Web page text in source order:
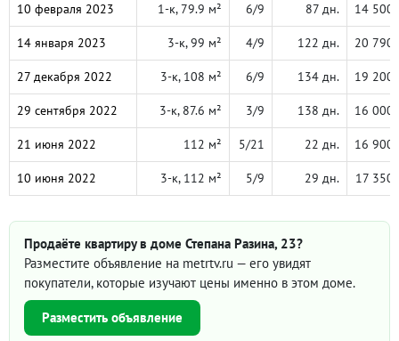
10 февраля 2023 1-к, 79.9 м² 6/9 87 дн. 14 500
14 января 2023 3-к, 99 м² 4/9 122 дн. 20 790
27 декабря 2022 3-к, 108 м² 6/9 134 дн. 19 200
29 сентября 2022 3-к, 87.6 м² 3/9 138 дн. 16 000
21 июня 2022 112 м² 5/21 22 дн. 16 900
10 июня 2022 3-к, 112 м² 5/9 29 дн. 17 350
Продаёте квартиру в доме Степана Разина, 23?
Разместите объявление на metrtv.ru — его увидят
покупатели, которые изучают цены именно в этом доме.
Разместить объявление